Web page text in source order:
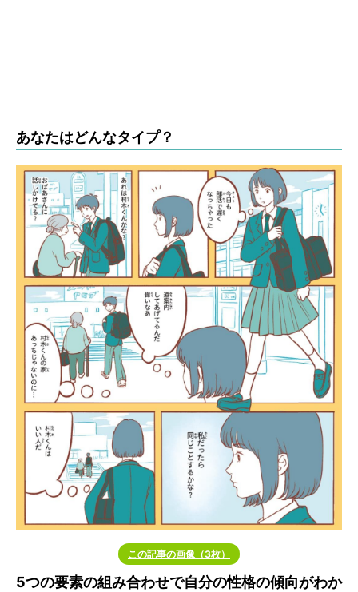
あなたはどんなタイプ？
この記事の画像（3枚）
5つの要素の組み合わせで自分の性格の傾向がわか